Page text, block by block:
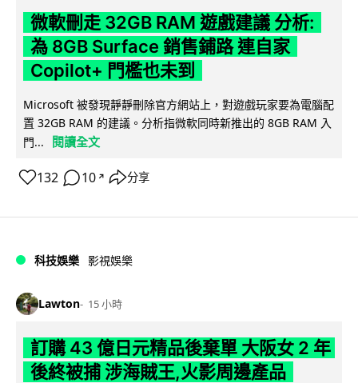
微軟刪走 32GB RAM 遊戲建議 分析:
為 8GB Surface 銷售鋪路 連自家
Copilot+ 門檻也未到
Microsoft 被發現靜靜刪除官方網站上，對遊戲玩家要為電腦配
置 32GB RAM 的建議。分析指微軟同時新推出的 8GB RAM 入
門...
閱讀全文
132 10 ↗ 分享
科技娛樂 影視娛樂
Lawton 15 小時
訂購 43 億日元精品後棄單 大阪女 2 年
後終被捕 涉海賊王,火影周邊產品